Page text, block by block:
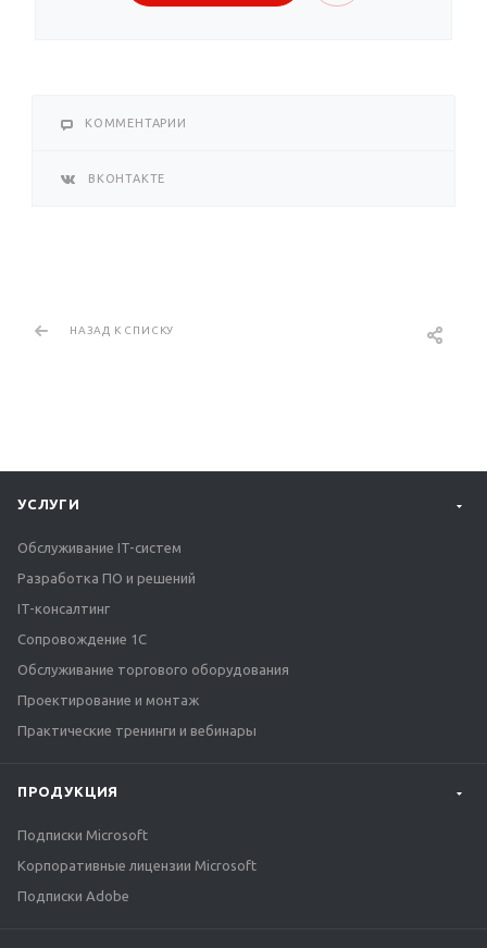
КОММЕНТАРИИ
ВКОНТАКТЕ
НАЗАД К СПИСКУ
УСЛУГИ
Обслуживание IT-систем
Разработка ПО и решений
IT-консалтинг
Сопровождение 1С
Обслуживание торгового оборудования
Проектирование и монтаж
Практические тренинги и вебинары
ПРОДУКЦИЯ
Подписки Microsoft
Корпоративные лицензии Microsoft
Подписки Adobe